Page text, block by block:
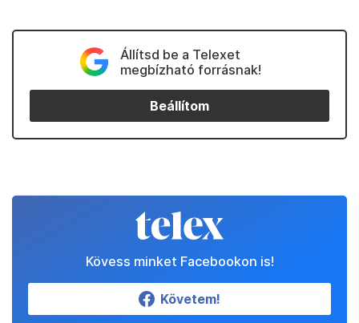
Állítsd be a Telexet
megbízható forrásnak!
Beállítom
Kövess minket Facebookon is!
Követem!